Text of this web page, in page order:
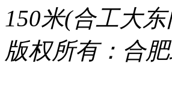
150米(合工大
版权所有：合